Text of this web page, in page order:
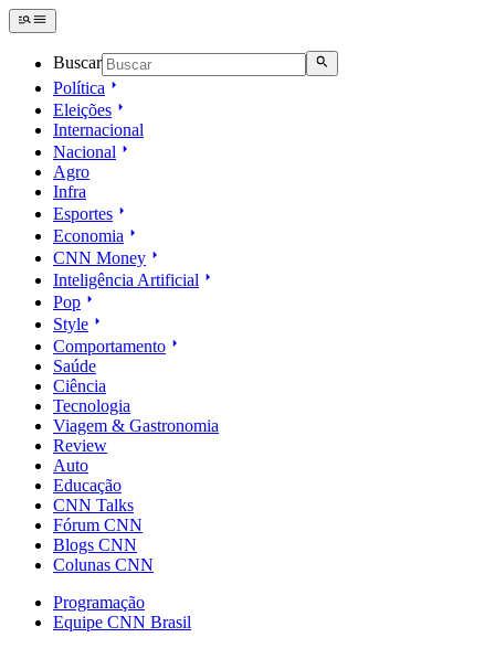
Buscar
Política
Eleições
Internacional
Nacional
Agro
Infra
Esportes
Economia
CNN Money
Inteligência Artificial
Pop
Style
Comportamento
Saúde
Ciência
Tecnologia
Viagem & Gastronomia
Review
Auto
Educação
CNN Talks
Fórum CNN
Blogs CNN
Colunas CNN
Programação
Equipe CNN Brasil